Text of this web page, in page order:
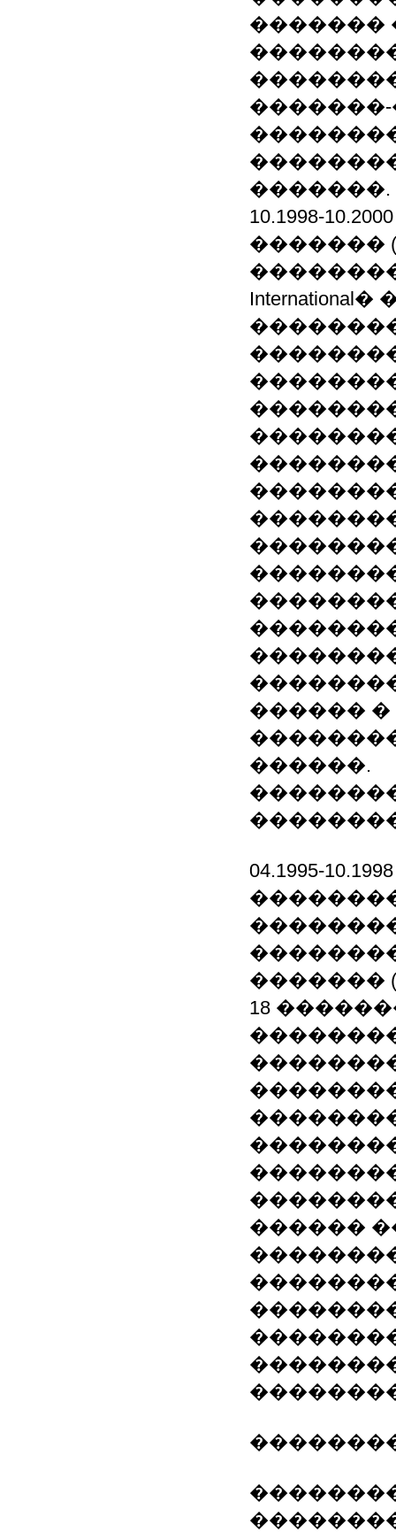
�������
�������.
10.1998-
�������
������
������.
04.1995-
�������
18
������